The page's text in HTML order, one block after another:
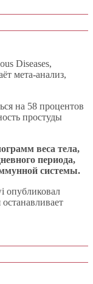
Diseases,
мета-анализ,
на 58 процентов
простуды
веса тела,
периода,
системы.
опубликовал